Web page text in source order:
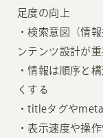
足度の向上
・検索意図（情
ンテンツ設計が
・情報は順序と
くする
・titleタグや
・表示速度や操